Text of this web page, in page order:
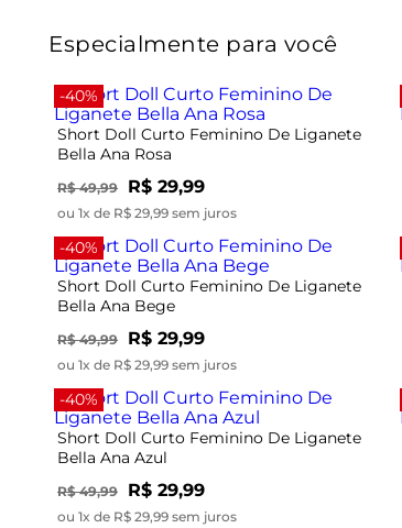
Especialmente para você
-40%
Short Doll Curto Feminino De Liganete
Bella Ana Rosa
R$ 49,99 R$ 29,99
ou 1x de R$ 29,99 sem juros
-40%
Short Doll Curto Feminino De Liganete
Bella Ana Bege
R$ 49,99 R$ 29,99
ou 1x de R$ 29,99 sem juros
-40%
Short Doll Curto Feminino De Liganete
Bella Ana Azul
R$ 49,99 R$ 29,99
ou 1x de R$ 29,99 sem juros